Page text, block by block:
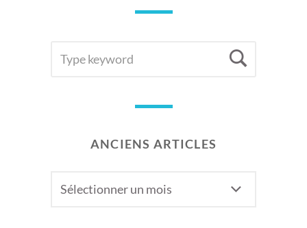
FOR:
ANCIENS ARTICLES